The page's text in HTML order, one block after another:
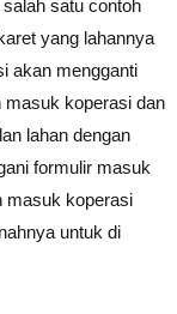
satu contoh
yang lahannya
akan mengganti
masuk koperasi dan
lahan dengan
formulir masuk
masuk koperasi
untuk di